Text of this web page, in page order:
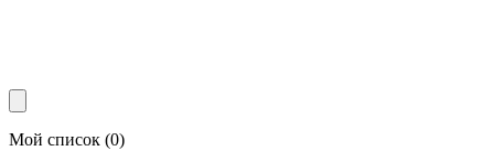
Мой список (0)